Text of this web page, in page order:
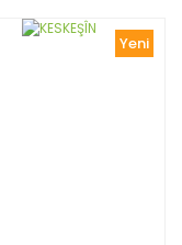
Yeni